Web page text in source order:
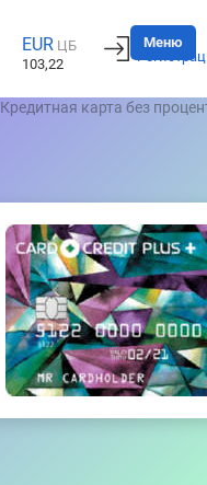
EUR ЦБ
103,22
Вход
Меню
Кредитная карта без